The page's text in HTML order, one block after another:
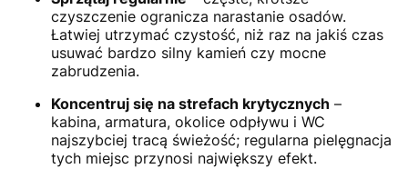
czyszczenie ogranicza narastanie osadów.
Łatwiej utrzymać czystość, niż raz na jakiś czas
usuwać bardzo silny kamień czy mocne
zabrudzenia.
Koncentruj się na strefach krytycznych –
kabina, armatura, okolice odpływu i WC
najszybciej tracą świeżość; regularna pielęgnacja
tych miejsc przynosi największy efekt.